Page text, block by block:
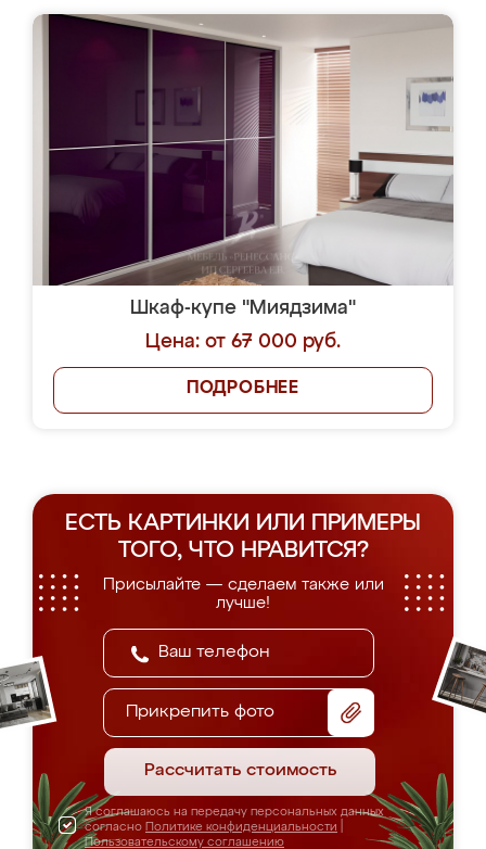
Шкаф-купе "Миядзима"
Цена: от 67 000 руб.
ПОДРОБНЕЕ
ЕСТЬ КАРТИНКИ ИЛИ ПРИМЕРЫ
ТОГО, ЧТО НРАВИТСЯ?
Присылайте — сделаем также или
лучше!
Прикрепить фото
Рассчитать стоимость
Я соглашаюсь на передачу персональных данных
согласно Политике конфиденциальности
Пользовательскому соглашению